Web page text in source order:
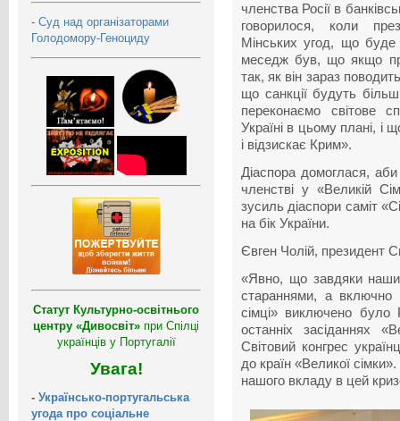
- Суд над організаторами
Голодомору-Геноциду
Статут Культурно-освітнього
центру «Дивосвіт» при Спілці
українців у Португалії
Увага!
- Українсько-португальська
угода про соціальне
членства Росії в
говорилося, коли
Мінських угод, що
меседж був, що якщо
так, як він зараз
що санкції будуть
переконаємо світове
Україні в цьому плані, і
і відзискає Крим».
Діаспора домоглася, аби
членстві у «Великій
зусиль діаспори саміт
на бік України.
Євген Чолій, президент
«Явно, що завдяки
стараннями, а
сімці» виключено було
останніх засіданнях
Світовий конгрес
до країн «Великої
нашого вкладу в цей